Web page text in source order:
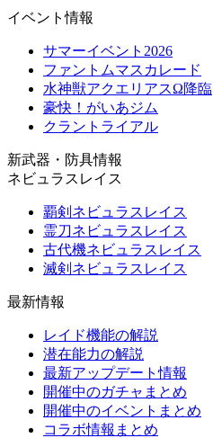
イベント情報
サマーイベント2026
ファントムマスカレード
水神獣アクエリアスΩ降臨
豪快！がいあジム
クラントライアル
新武器・防具情報
ネビュラスレイス
覇剣ネビュラスレイス
霊刀ネビュラスレイス
古代機ネビュラスレイス
滅剣ネビュラスレイス
最新情報
レイド機能の解説
潜在能力の解説
最新アップデート情報
開催中のガチャまとめ
開催中のイベントまとめ
コラボ情報まとめ